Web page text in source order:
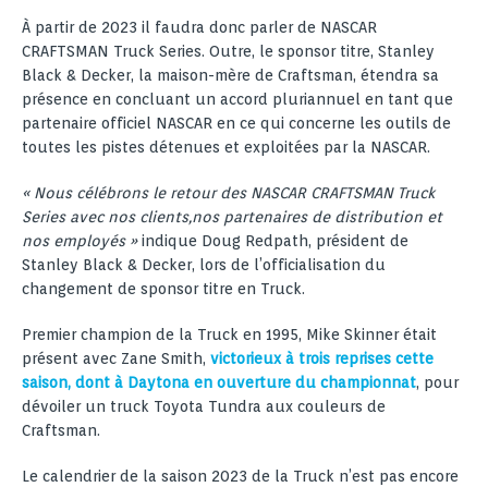
À partir de 2023 il faudra donc parler de NASCAR
CRAFTSMAN Truck Series. Outre, le sponsor titre, Stanley
Black & Decker, la maison-mère de Craftsman, étendra sa
présence en concluant un accord pluriannuel en tant que
partenaire officiel NASCAR en ce qui concerne les outils de
toutes les pistes détenues et exploitées par la NASCAR.
« Nous célébrons le retour des NASCAR CRAFTSMAN Truck
Series avec nos clients,nos partenaires de distribution et
nos employés »indique Doug Redpath, président de
Stanley Black & Decker, lors de l’officialisation du
changement de sponsor titre en Truck.
Premier champion de la Truck en 1995, Mike Skinner était
présent avec Zane Smith, victorieux à trois reprises cette
saison, dont à Daytona en ouverture du championnat, pour
dévoiler un truck Toyota Tundra aux couleurs de
Craftsman.
Le calendrier de la saison 2023 de la Truck n’est pas encore